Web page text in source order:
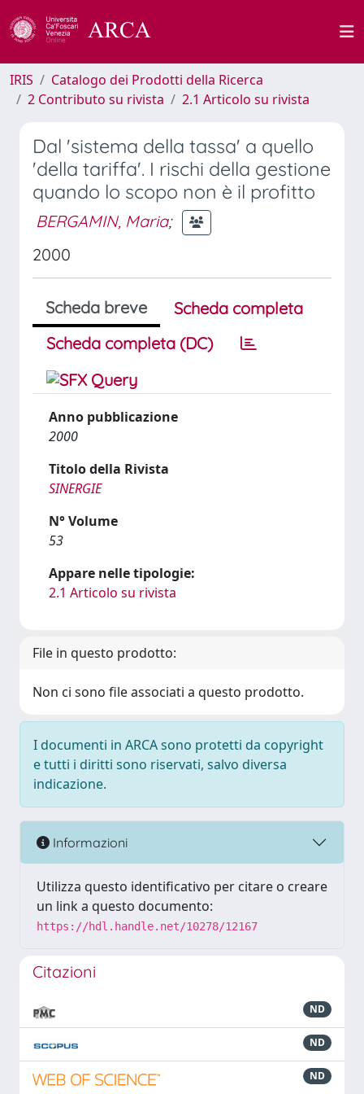
IRIS
Catalogo dei Prodotti della Ricerca
2 Contributo su rivista
2.1 Articolo su rivista
Dal 'sistema della tassa' a quello
'della tariffa'. I rischi della gestione
quando lo scopo non è il profitto
BERGAMIN, Maria;
2000
Scheda breve
Scheda completa
Scheda completa (DC)
Anno pubblicazione
2000
Titolo della Rivista
SINERGIE
N° Volume
53
Appare nelle tipologie:
2.1 Articolo su rivista
File in questo prodotto:
Non ci sono file associati a questo prodotto.
I documenti in ARCA sono protetti da copyright
e tutti i diritti sono riservati, salvo diversa
indicazione.
Informazioni
Utilizza questo identificativo per citare o creare
un link a questo documento:
https://hdl.handle.net/10278/12167
Citazioni
ND
ND
ND